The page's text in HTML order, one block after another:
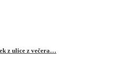
z ulice z večera…